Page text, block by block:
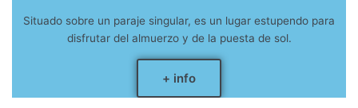
Situado sobre un paraje singular, es un lugar estupendo para
disfrutar del almuerzo y de la puesta de sol.
+ info